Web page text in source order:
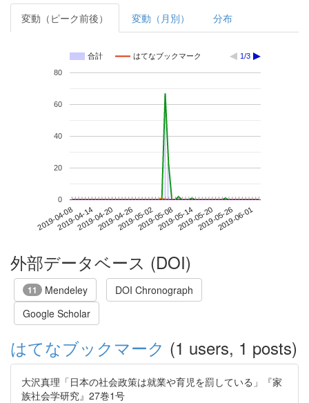
変動（ピーク前後） 変動（月別） 分布
合計 はてなブックマーク 1/3
2019-04-082019-04-142019-04-202019-04-262019-05-022019-05-082019-05-142019-05-202019-05-262019-06-01
0
20
40
60
80
外部データベース (DOI)
11 Mendeley
DOI Chronograph
Google Scholar
はてなブックマーク (1 users, 1 posts)
大沢真理「日本の社会政策は就業や育児を罰している」『家
族社会学研究』27巻1号